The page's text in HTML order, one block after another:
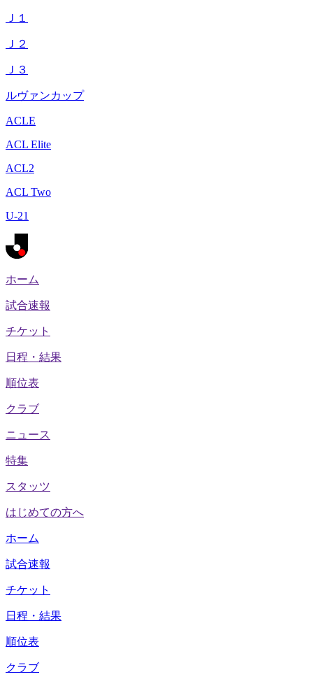
Ｊ１
Ｊ２
Ｊ３
ルヴァンカップ
ACLE
ACL Elite
ACL2
ACL Two
U-21
ホーム
試合速報
チケット
日程・結果
順位表
クラブ
ニュース
特集
スタッツ
はじめての方へ
ホーム
試合速報
チケット
日程・結果
順位表
クラブ